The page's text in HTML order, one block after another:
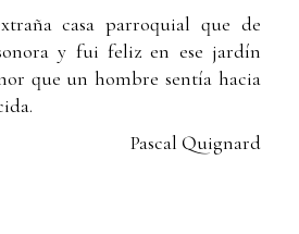
casa parroquial que de
y fui feliz en ese jardín
que un hombre sentía hacia
Pascal Quignard